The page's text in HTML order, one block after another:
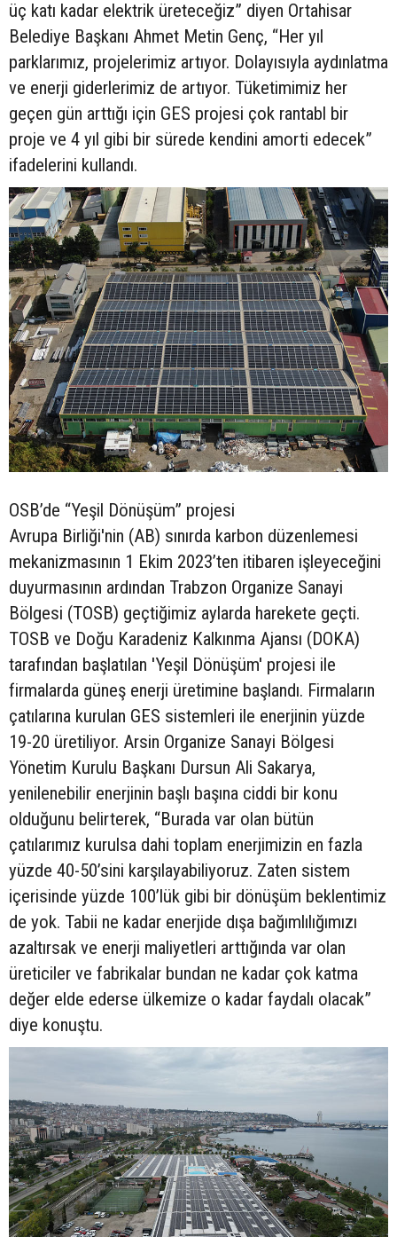
üç katı kadar elektrik üreteceğiz” diyen Ortahisar
Belediye Başkanı Ahmet Metin Genç, “Her yıl
parklarımız, projelerimiz artıyor. Dolayısıyla aydınlatma
ve enerji giderlerimiz de artıyor. Tüketimimiz her
geçen gün arttığı için GES projesi çok rantabl bir
proje ve 4 yıl gibi bir sürede kendini amorti edecek”
ifadelerini kullandı.
OSB’de “Yeşil Dönüşüm” projesi
Avrupa Birliği'nin (AB) sınırda karbon düzenlemesi
mekanizmasının 1 Ekim 2023’ten itibaren işleyeceğini
duyurmasının ardından Trabzon Organize Sanayi
Bölgesi (TOSB) geçtiğimiz aylarda harekete geçti.
TOSB ve Doğu Karadeniz Kalkınma Ajansı (DOKA)
tarafından başlatılan 'Yeşil Dönüşüm' projesi ile
firmalarda güneş enerji üretimine başlandı. Firmaların
çatılarına kurulan GES sistemleri ile enerjinin yüzde
19-20 üretiliyor. Arsin Organize Sanayi Bölgesi
Yönetim Kurulu Başkanı Dursun Ali Sakarya,
yenilenebilir enerjinin başlı başına ciddi bir konu
olduğunu belirterek, “Burada var olan bütün
çatılarımız kurulsa dahi toplam enerjimizin en fazla
yüzde 40-50’sini karşılayabiliyoruz. Zaten sistem
içerisinde yüzde 100’lük gibi bir dönüşüm beklentimiz
de yok. Tabii ne kadar enerjide dışa bağımlılığımızı
azaltırsak ve enerji maliyetleri arttığında var olan
üreticiler ve fabrikalar bundan ne kadar çok katma
değer elde ederse ülkemize o kadar faydalı olacak”
diye konuştu.